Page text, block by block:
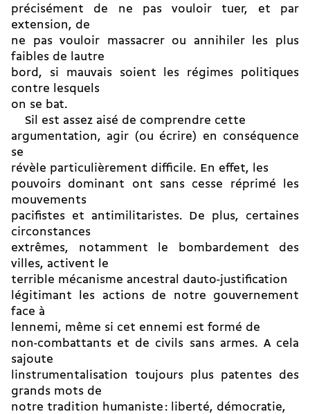
précisément de ne pas vouloir tuer, et par
extension, de
ne pas vouloir massacrer ou annihiler les plus
faibles de lautre
bord, si mauvais soient les régimes politiques
contre lesquels
on se bat.
Sil est assez aisé de comprendre cette
argumentation, agir (ou écrire) en conséquence
se
révèle particulièrement difficile. En effet, les
pouvoirs dominant ont sans cesse réprimé les
mouvements
pacifistes et antimilitaristes. De plus, certaines
circonstances
extrêmes, notamment le bombardement des
villes, activent le
terrible mécanisme ancestral dauto-justification
légitimant les actions de notre gouvernement
face à
lennemi, même si cet ennemi est formé de
non-combattants et de civils sans armes. A cela
sajoute
linstrumentalisation toujours plus patentes des
grands mots de
notre tradition humaniste : liberté, démocratie,